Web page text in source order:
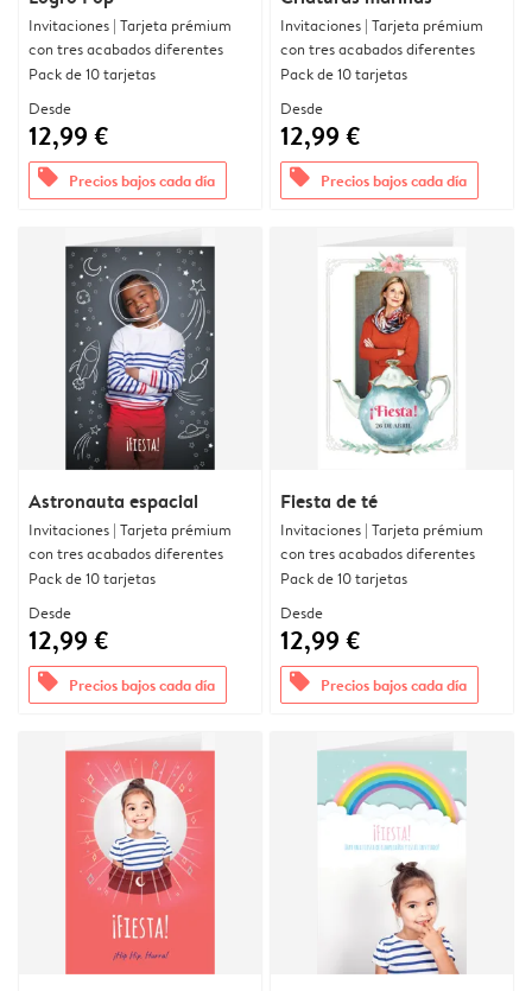
Invitaciones | Tarjeta prémium
con tres acabados diferentes
Pack de 10 tarjetas
Desde
12,99 €
offers Precios bajos cada día
Invitaciones | Tarjeta prémium
con tres acabados diferentes
Pack de 10 tarjetas
Desde
12,99 €
offers Precios bajos cada día
Astronauta espacial
Invitaciones | Tarjeta prémium
con tres acabados diferentes
Pack de 10 tarjetas
Desde
12,99 €
offers Precios bajos cada día
Fiesta de té
Invitaciones | Tarjeta prémium
con tres acabados diferentes
Pack de 10 tarjetas
Desde
12,99 €
offers Precios bajos cada día